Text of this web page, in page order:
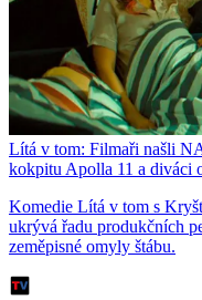
Lítá v tom: Filmaři našli
kokpitu Apolla 11 a diváci
Komedie Lítá v tom s
ukrývá řadu produkčních
zeměpisné omyly štábu.